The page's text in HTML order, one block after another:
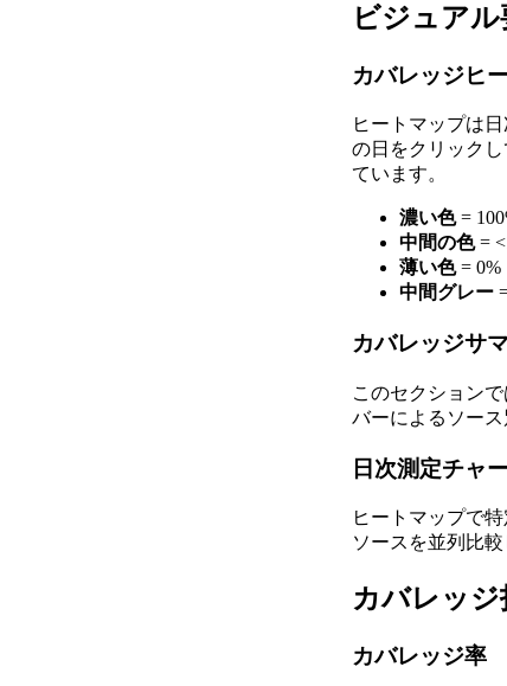
ビジュアル
カバレッジヒ
ヒートマップは
の日をクリック
ています。
濃い色=
中間の色=
薄い色= 0%
中間グレー
カバレッジサ
このセクション
バーによるソー
日次測定チャ
ヒートマップで
ソースを並列比
カバレッ
カバレッジ率